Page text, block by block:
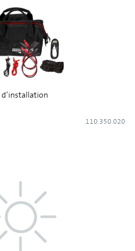
110.350.020